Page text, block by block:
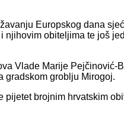
Europskog dana
njihovim obiteljima te još
Vlade Marije Pejčinović-
gradskom groblju Mirogoj.
brojnim hrvatskim